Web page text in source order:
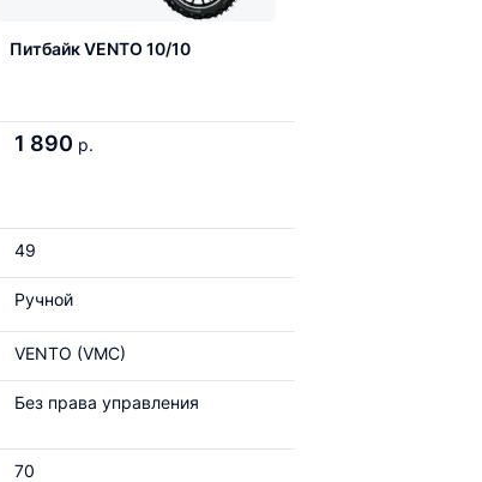
Питбайк VENTO 10/10
1 890 р.
49
Ручной
VENTO (VMC)
Без права управления
70